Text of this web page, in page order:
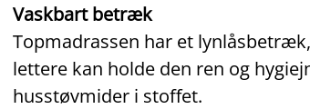
Vaskbart betræk
Topmadrassen har et
lettere kan holde den ren og
husstøvmider i stoffet.